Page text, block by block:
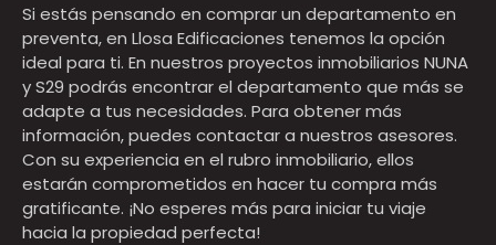
Si estás pensando en comprar un departamento en
preventa, en Llosa Edificaciones tenemos la opción
ideal para ti. En nuestros proyectos inmobiliarios NUNA
y S29 podrás encontrar el departamento que más se
adapte a tus necesidades. Para obtener más
información, puedes contactar a nuestros asesores.
Con su experiencia en el rubro inmobiliario, ellos
estarán comprometidos en hacer tu compra más
gratificante. ¡No esperes más para iniciar tu viaje
hacia la propiedad perfecta!